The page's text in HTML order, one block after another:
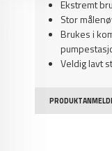
Ekstremt
Stor
Brukes i
Veldig lavt